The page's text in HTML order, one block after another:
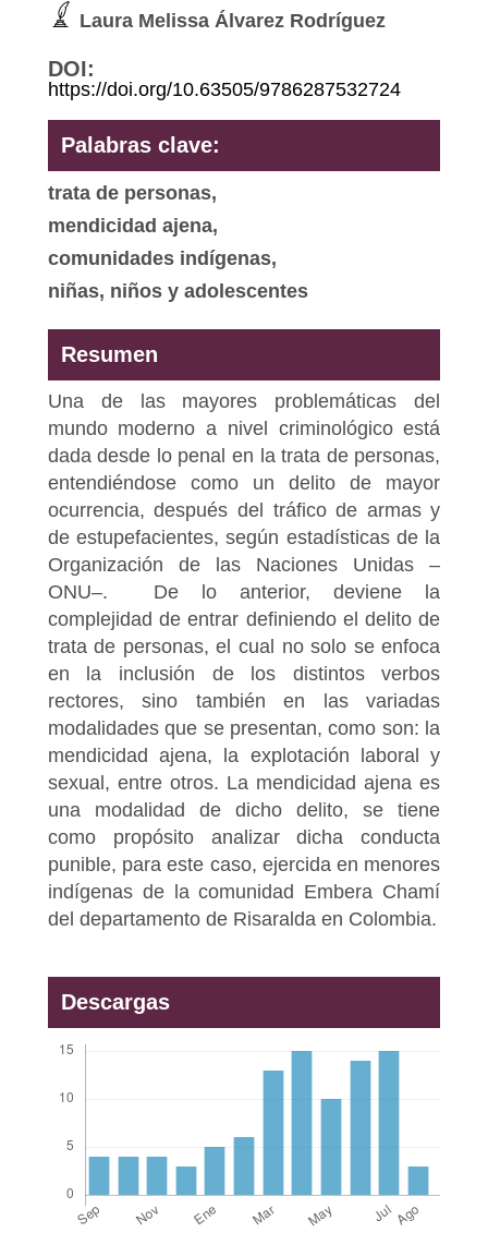
Laura Melissa Álvarez Rodríguez
DOI:
https://doi.org/10.63505/9786287532724
Palabras clave:
trata de personas,
mendicidad ajena,
comunidades indígenas,
niñas, niños y adolescentes
Resumen
Una de las mayores problemáticas del
mundo moderno a nivel criminológico está
dada desde lo penal en la trata de personas,
entendiéndose como un delito de mayor
ocurrencia, después del tráfico de armas y
de estupefacientes, según estadísticas de la
Organización de las Naciones Unidas –
ONU–. De lo anterior, deviene la
complejidad de entrar definiendo el delito de
trata de personas, el cual no solo se enfoca
en la inclusión de los distintos verbos
rectores, sino también en las variadas
modalidades que se presentan, como son: la
mendicidad ajena, la explotación laboral y
sexual, entre otros. La mendicidad ajena es
una modalidad de dicho delito, se tiene
como propósito analizar dicha conducta
punible, para este caso, ejercida en menores
indígenas de la comunidad Embera Chamí
del departamento de Risaralda en Colombia.
Descargas